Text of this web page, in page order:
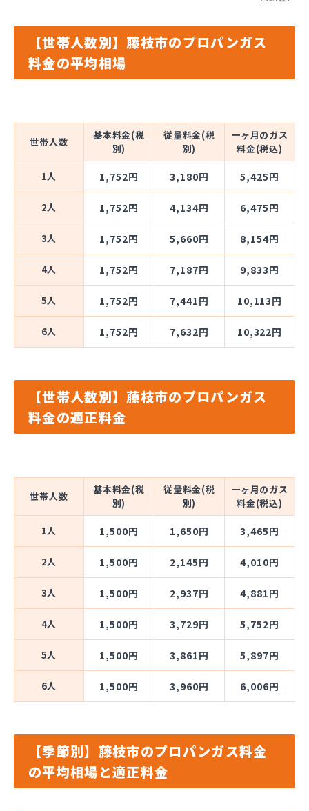
【世帯人数別】藤枝市のプロパンガス
料金の平均相場
世帯人数
基本料金(税
別)
従量料金(税
別)
一ヶ月のガス
料金(税込)
1人 1,752円 3,180円 5,425円
2人 1,752円 4,134円 6,475円
3人 1,752円 5,660円 8,154円
4人 1,752円 7,187円 9,833円
5人 1,752円 7,441円 10,113円
6人 1,752円 7,632円 10,322円
【世帯人数別】藤枝市のプロパンガス
料金の適正料金
世帯人数
基本料金(税
別)
従量料金(税
別)
一ヶ月のガス
料金(税込)
1人 1,500円 1,650円 3,465円
2人 1,500円 2,145円 4,010円
3人 1,500円 2,937円 4,881円
4人 1,500円 3,729円 5,752円
5人 1,500円 3,861円 5,897円
6人 1,500円 3,960円 6,006円
【季節別】藤枝市のプロパンガス料金
の平均相場と適正料金